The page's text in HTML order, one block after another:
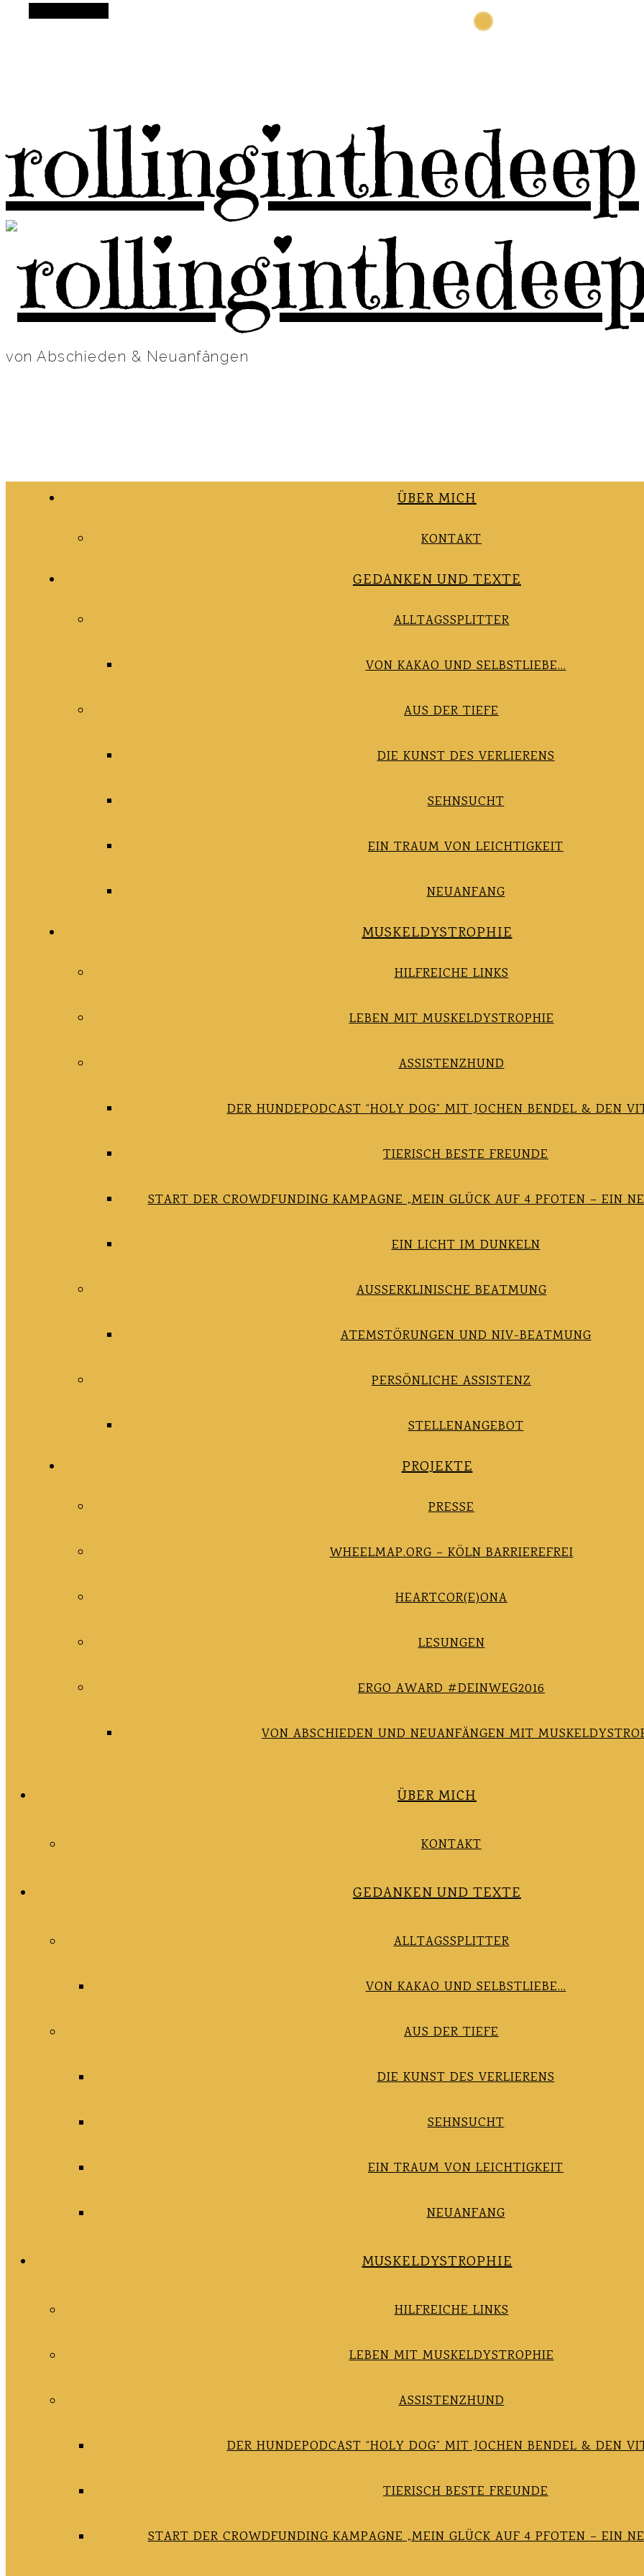
rollinginthedeep
von Abschieden & Neuanfängen
ÜBER MICH
KONTAKT
GEDANKEN UND TEXTE
ALLTAGSSPLITTER
VON KAKAO UND SELBSTLIEBE…
AUS DER TIEFE
DIE KUNST DES VERLIERENS
SEHNSUCHT
EIN TRAUM VON LEICHTIGKEIT
NEUANFANG
MUSKELDYSTROPHIE
HILFREICHE LINKS
LEBEN MIT MUSKELDYSTROPHIE
ASSISTENZHUND
DER HUNDEPODCAST “HOLY DOG” MIT JOCHEN BENDEL & DEN
TIERISCH BESTE FREUNDE
START DER CROWDFUNDING KAMPAGNE „MEIN GLÜCK AUF 4 PFOTEN – EIN
EIN LICHT IM DUNKELN
AUSSERKLINISCHE BEATMUNG
ATEMSTÖRUNGEN UND NIV-BEATMUNG
PERSÖNLICHE ASSISTENZ
STELLENANGEBOT
PROJEKTE
PRESSE
WHEELMAP.ORG – KÖLN BARRIEREFREI
HEARTCOR(E)ONA
LESUNGEN
ERGO AWARD #DEINWEG2016
VON ABSCHIEDEN UND NEUANFÄNGEN MIT
ÜBER MICH
KONTAKT
GEDANKEN UND TEXTE
ALLTAGSSPLITTER
VON KAKAO UND SELBSTLIEBE…
AUS DER TIEFE
DIE KUNST DES VERLIERENS
SEHNSUCHT
EIN TRAUM VON LEICHTIGKEIT
NEUANFANG
MUSKELDYSTROPHIE
HILFREICHE LINKS
LEBEN MIT MUSKELDYSTROPHIE
ASSISTENZHUND
DER HUNDEPODCAST “HOLY DOG” MIT JOCHEN BENDEL & DEN
TIERISCH BESTE FREUNDE
START DER CROWDFUNDING KAMPAGNE „MEIN GLÜCK AUF 4 PFOTEN – EIN